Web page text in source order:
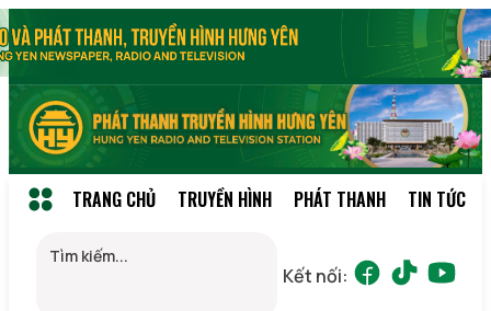
TRANG CHỦ TRUYỀN HÌNH PHÁT THANH TIN TỨC
Kết nối: